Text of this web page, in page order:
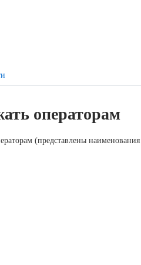
операторам
(представлены